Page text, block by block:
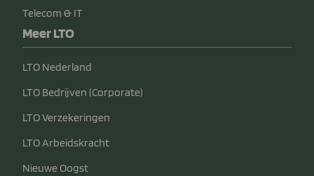
Telecom & IT
Meer LTO
LTO Nederland
LTO Bedrijven (Corporate)
LTO Verzekeringen
LTO Arbeidskracht
Nieuwe Oogst